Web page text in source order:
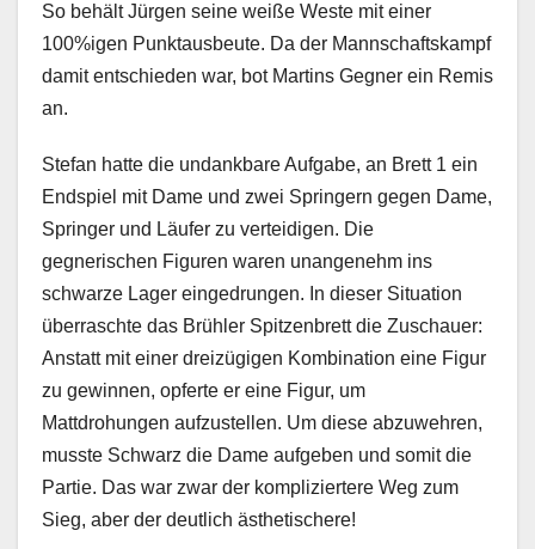
So behält Jürgen seine weiße Weste mit einer
100%igen Punktausbeute. Da der Mannschaftskampf
damit entschieden war, bot Martins Gegner ein Remis
an.
Stefan hatte die undankbare Aufgabe, an Brett 1 ein
Endspiel mit Dame und zwei Springern gegen Dame,
Springer und Läufer zu verteidigen. Die
gegnerischen Figuren waren unangenehm ins
schwarze Lager eingedrungen. In dieser Situation
überraschte das Brühler Spitzenbrett die Zuschauer:
Anstatt mit einer dreizügigen Kombination eine Figur
zu gewinnen, opferte er eine Figur, um
Mattdrohungen aufzustellen. Um diese abzuwehren,
musste Schwarz die Dame aufgeben und somit die
Partie. Das war zwar der kompliziertere Weg zum
Sieg, aber der deutlich ästhetischere!